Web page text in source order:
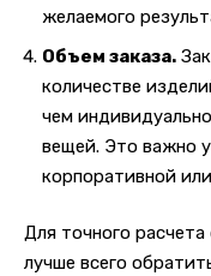
желаемого
Объем заказа.
количестве
чем
вещей. Это важно
корпоративной
Для точного
лучше всего